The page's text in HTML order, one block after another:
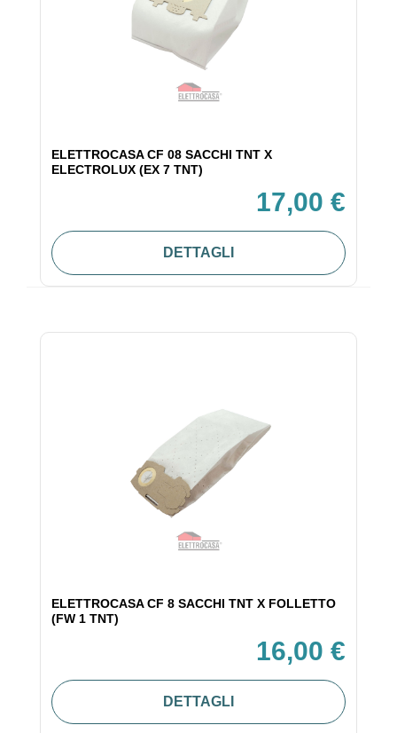
ELETTROCASA CF 08 SACCHI TNT X
ELECTROLUX (EX 7 TNT)
17,00 €
DETTAGLI
ELETTROCASA CF 8 SACCHI TNT X FOLLETTO
(FW 1 TNT)
16,00 €
DETTAGLI